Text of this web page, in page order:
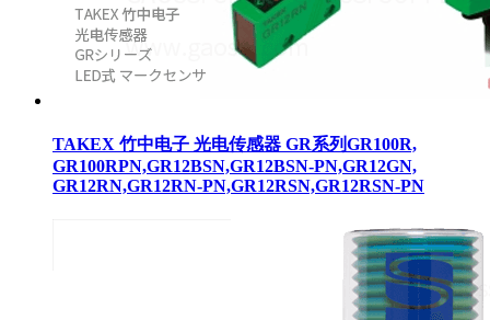
TAKEX 竹中电子 光电传感器 GR系列GR100R,
GR100RPN,GR12BSN,GR12BSN-PN,GR12GN,
GR12RN,GR12RN-PN,GR12RSN,GR12RSN-PN